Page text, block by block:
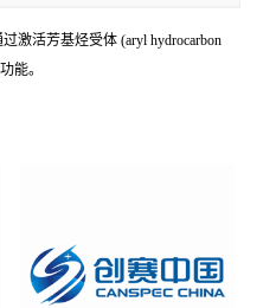
激活芳基烃受体 (aryl hydrocarbon
能。